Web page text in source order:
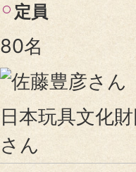
定員
80名
日本玩具文化
さん